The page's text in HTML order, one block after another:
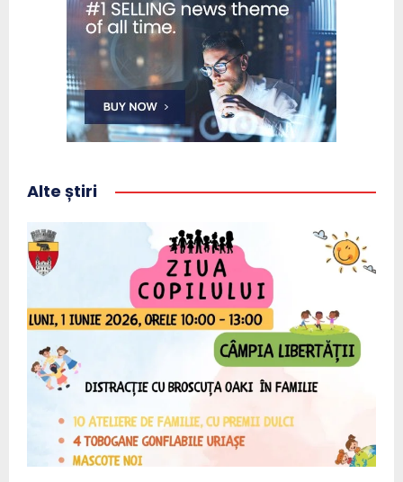
Alte știri